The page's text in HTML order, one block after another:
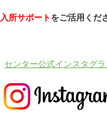
入所サポート をご活用くだ
センター公式インスタグラ